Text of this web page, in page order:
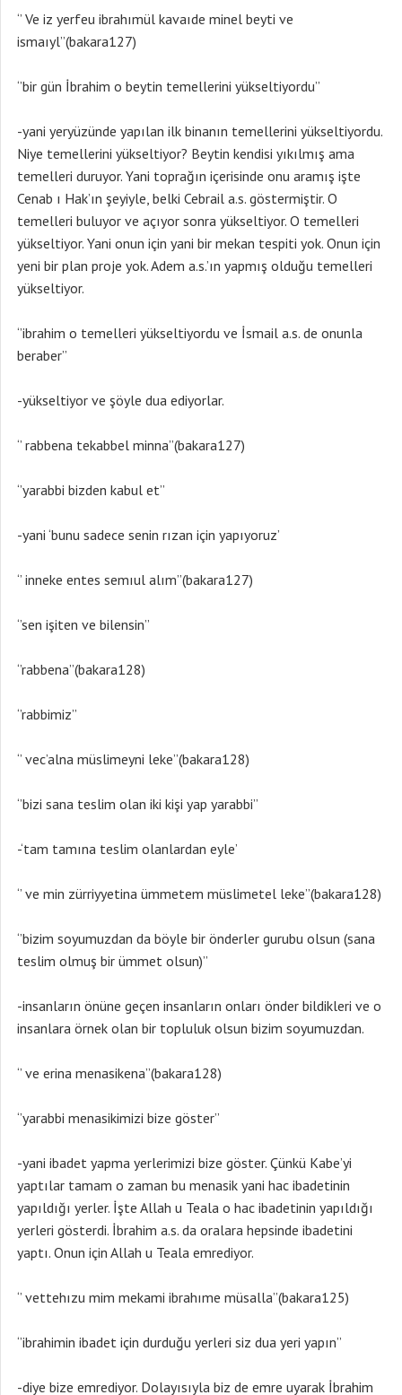
‘’ Ve iz yerfeu ibrahımül kavaıde minel beyti ve
ismaıyl’’(bakara127)
‘’bir gün İbrahim o beytin temellerini yükseltiyordu’’
-yani yeryüzünde yapılan ilk binanın temellerini yükseltiyordu.
Niye temellerini yükseltiyor? Beytin kendisi yıkılmış ama
temelleri duruyor. Yani toprağın içerisinde onu aramış işte
Cenab ı Hak’ın şeyiyle, belki Cebrail a.s. göstermiştir. O
temelleri buluyor ve açıyor sonra yükseltiyor. O temelleri
yükseltiyor. Yani onun için yani bir mekan tespiti yok. Onun için
yeni bir plan proje yok. Adem a.s.’ın yapmış olduğu temelleri
yükseltiyor.
‘’ibrahim o temelleri yükseltiyordu ve İsmail a.s. de onunla
beraber’’
-yükseltiyor ve şöyle dua ediyorlar.
‘’ rabbena tekabbel minna’’(bakara127)
‘’yarabbi bizden kabul et’’
-yani ‘bunu sadece senin rızan için yapıyoruz’
‘’ inneke entes semıul alım’’(bakara127)
‘’sen işiten ve bilensin’’
‘’rabbena’’(bakara128)
‘’rabbimiz’’
‘’ vec’alna müslimeyni leke’’(bakara128)
‘’bizi sana teslim olan iki kişi yap yarabbi’’
-‘tam tamına teslim olanlardan eyle’
‘’ ve min zürriyyetina ümmetem müslimetel leke’’(bakara128)
‘’bizim soyumuzdan da böyle bir önderler gurubu olsun (sana
teslim olmuş bir ümmet olsun)’’
-insanların önüne geçen insanların onları önder bildikleri ve o
insanlara örnek olan bir topluluk olsun bizim soyumuzdan.
‘’ ve erina menasikena’’(bakara128)
‘’yarabbi menasikimizi bize göster’’
-yani ibadet yapma yerlerimizi bize göster. Çünkü Kabe’yi
yaptılar tamam o zaman bu menasik yani hac ibadetinin
yapıldığı yerler. İşte Allah u Teala o hac ibadetinin yapıldığı
yerleri gösterdi. İbrahim a.s. da oralara hepsinde ibadetini
yaptı. Onun için Allah u Teala emrediyor.
‘’ vettehızu mim mekami ibrahıme müsalla’’(bakara125)
‘’ibrahimin ibadet için durduğu yerleri siz dua yeri yapın’’
-diye bize emrediyor. Dolayısıyla biz de emre uyarak İbrahim